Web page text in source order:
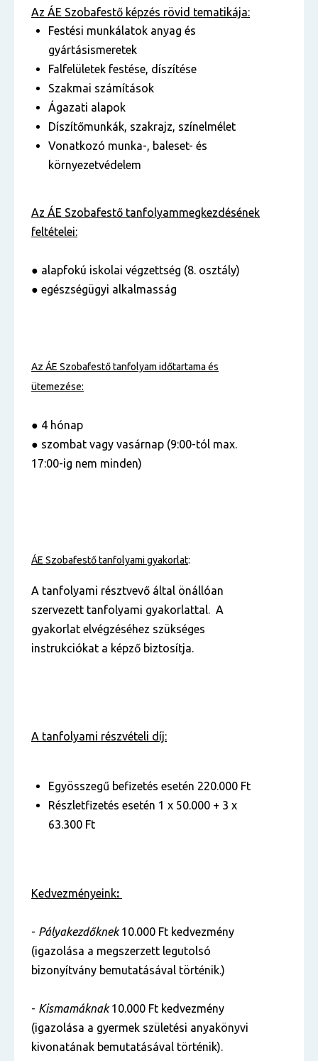
Az ÁE Szobafestő képzés rövid tematikája:
Festési munkálatok anyag és
gyártásismeretek
Falfelületek festése, díszítése
Szakmai számítások
Ágazati alapok
Díszítőmunkák, szakrajz, színelmélet
Vonatkozó munka-, baleset- és
környezetvédelem
Az ÁE Szobafestő tanfolyammegkezdésének
feltételei:
● alapfokú iskolai végzettség (8. osztály)
● egészségügyi alkalmasság
Az ÁE Szobafestő tanfolyam időtartama és
ütemezése:
● 4 hónap
● szombat vagy vasárnap (9:00-tól max.
17:00-ig nem minden)
ÁE Szobafestő tanfolyami gyakorlat:
A tanfolyami résztvevő által önállóan
szervezett tanfolyami gyakorlattal. A
gyakorlat elvégzéséhez szükséges
instrukciókat a képző biztosítja.
A tanfolyami részvételi díj:
Egyösszegű befizetés esetén 220.000 Ft
Részletfizetés esetén 1 x 50.000 + 3 x
63.300 Ft
Kedvezményeink:
- Pályakezdőknek10.000 Ft kedvezmény
(igazolása a megszerzett legutolsó
bizonyítvány bemutatásával történik.)
- Kismamáknak10.000 Ft kedvezmény
(igazolása a gyermek születési anyakönyvi
kivonatának bemutatásával történik).